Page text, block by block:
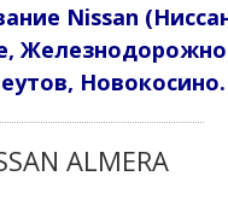
Nissan
Новокосино.
ALMERA